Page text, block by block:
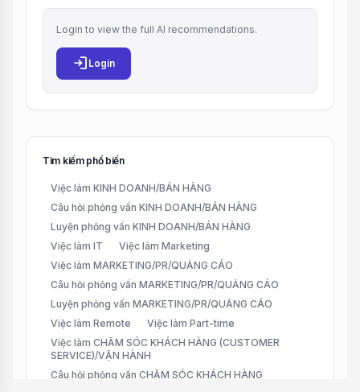
Login to view the full AI recommendations.
login Login
Tìm kiếm phổ biến
Việc làm KINH DOANH/BÁN HÀNG
Câu hỏi phỏng vấn KINH DOANH/BÁN HÀNG
Luyện phỏng vấn KINH DOANH/BÁN HÀNG
Việc làm IT
Việc làm Marketing
Việc làm MARKETING/PR/QUẢNG CÁO
Câu hỏi phỏng vấn MARKETING/PR/QUẢNG CÁO
Luyện phỏng vấn MARKETING/PR/QUẢNG CÁO
Việc làm Remote
Việc làm Part-time
Việc làm CHĂM SÓC KHÁCH HÀNG (CUSTOMER
SERVICE)/VẬN HÀNH
Câu hỏi phỏng vấn CHĂM SÓC KHÁCH HÀNG